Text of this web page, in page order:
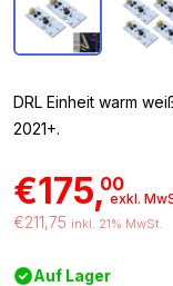
DRL Einheit warm
2021+.
€175,00
exkl.
€211,75 inkl. 21% MwSt.
Auf Lager